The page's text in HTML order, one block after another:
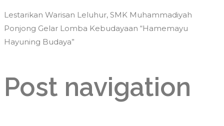
Lestarikan Warisan Leluhur, SMK Muhammadiyah
Ponjong Gelar Lomba Kebudayaan “Hamemayu
Hayuning Budaya”
Post navigation